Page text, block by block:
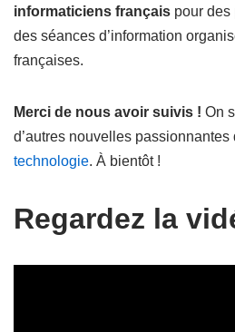
informaticiens français pour des
des séances d’information
françaises.
Merci de nous avoir suivis ! On
d’autres nouvelles passionnantes
technologie. À bientôt !
Regardez la